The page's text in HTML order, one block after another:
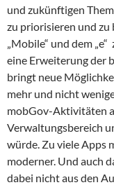
und zukünftigen
zu priorisieren und zu
„Mobile“ und dem
eine Erweiterung der
bringt neue
mehr und nicht
mobGov-Aktivitäten
Verwaltungsbereich
würde. Zu viele Apps
moderner. Und auch
dabei nicht aus den